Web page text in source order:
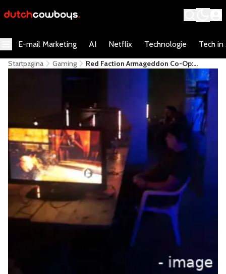
E-mail Marketing AI Netflix Technologie Tech in
Startpagina Gaming
Red Faction Armageddon Co-Op: